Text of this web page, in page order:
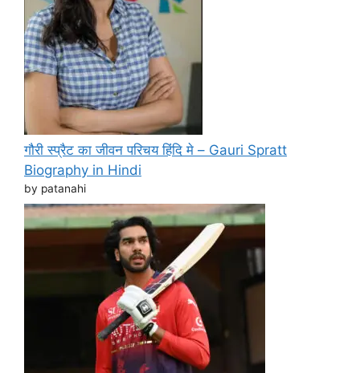
गौरी स्प्रैट का जीवन परिचय हिंदि मे – Gauri Spratt
Biography in Hindi
by patanahi